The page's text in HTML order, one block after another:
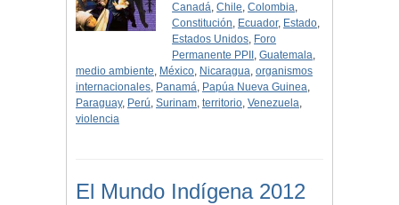
Canadá,Chile,Colombia,
Constitución, Ecuador, Estado,
Estados Unidos, Foro
Permanente PPII ,Guatemala,
medio ambiente, México, Nicaragua, organismos
internacionales, Panamá, Papúa Nueva Guinea,
Paraguay, Perú, Surinam, territorio, Venezuela,
violencia
El Mundo Indígena 2012